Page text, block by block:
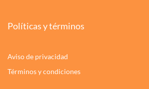
Políticas y términos
Aviso de privacidad
Términos y condiciones